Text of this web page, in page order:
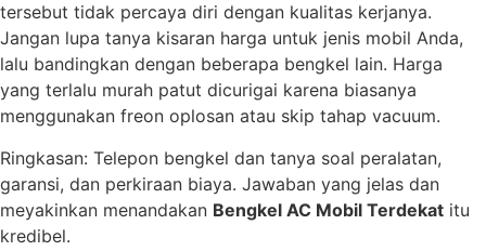
tersebut tidak percaya diri dengan kualitas kerjanya.
Jangan lupa tanya kisaran harga untuk jenis mobil Anda,
lalu bandingkan dengan beberapa bengkel lain. Harga
yang terlalu murah patut dicurigai karena biasanya
menggunakan freon oplosan atau skip tahap vacuum.
Ringkasan: Telepon bengkel dan tanya soal peralatan,
garansi, dan perkiraan biaya. Jawaban yang jelas dan
meyakinkan menandakan Bengkel AC Mobil Terdekat itu
kredibel.